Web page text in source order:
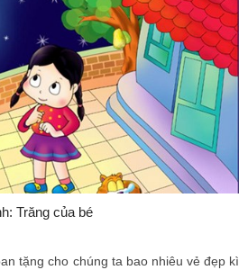
Trăng của bé
tặng cho chúng ta bao nhiêu vẻ đẹp kì